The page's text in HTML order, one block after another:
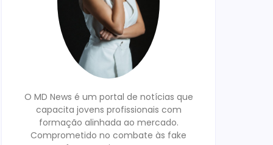
O MD News é um portal de notícias que
capacita jovens profissionais com
formação alinhada ao mercado.
Comprometido no combate às fake